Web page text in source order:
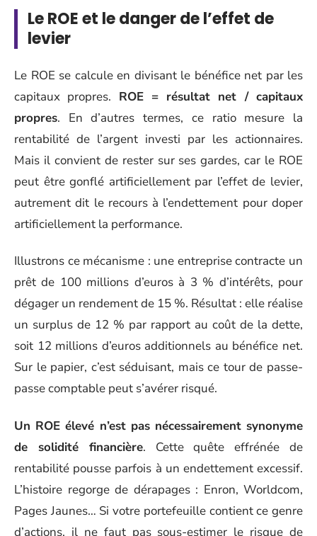
Le ROE et le danger de l’effet de
levier
Le ROE se calcule en divisant le bénéfice net par les
capitaux propres. ROE = résultat net / capitaux
propres. En d’autres termes, ce ratio mesure la
rentabilité de l’argent investi par les actionnaires.
Mais il convient de rester sur ses gardes, car le ROE
peut être gonflé artificiellement par l’effet de levier,
autrement dit le recours à l’endettement pour doper
artificiellement la performance.
Illustrons ce mécanisme : une entreprise contracte un
prêt de 100 millions d’euros à 3 % d’intérêts, pour
dégager un rendement de 15 %. Résultat : elle réalise
un surplus de 12 % par rapport au coût de la dette,
soit 12 millions d’euros additionnels au bénéfice net.
Sur le papier, c’est séduisant, mais ce tour de passe-
passe comptable peut s’avérer risqué.
Un ROE élevé n’est pas nécessairement synonyme
de solidité financière. Cette quête effrénée de
rentabilité pousse parfois à un endettement excessif.
L’histoire regorge de dérapages : Enron, Worldcom,
Pages Jaunes… Si votre portefeuille contient ce genre
d’actions, il ne faut pas sous-estimer le risque de